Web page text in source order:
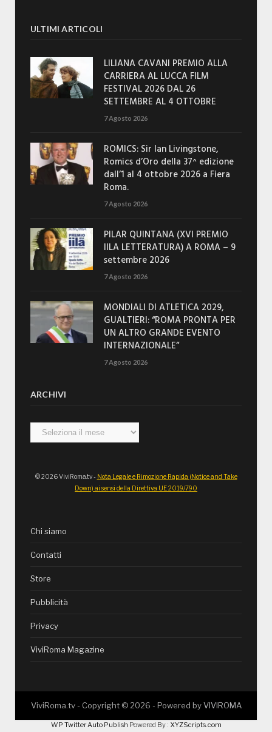
ULTIMI ARTICOLI
LILIANA CAVANI PREMIO ALLA
CARRIERA AL LUCCA FILM
FESTIVAL 2026 DAL 26
SETTEMBRE AL 4 OTTOBRE
7 Agosto 2026
ROMICS: Sir Ian Livingstone,
Romics d’Oro della 37^ edizione
dall’1 al 4 ottobre 2026 a Fiera
Roma.
7 Agosto 2026
PILAR QUINTANA (XVI PREMIO
IILA LETTERATURA) A ROMA – 9
settembre 2026
7 Agosto 2026
MONDIALI DI ATLETICA 2029,
GUALTIERI: “ROMA PRONTA PER
UN ALTRO GRANDE EVENTO
INTERNAZIONALE”
7 Agosto 2026
ARCHIVI
Archivi
© 2026 ViviRoma.tv - Nota Legale e Rimozione Rapida (Notice and Take
Down) ai sensi della Direttiva UE 2019/790
Chi siamo
Contatti
Store
Pubblicità
Privacy
ViviRoma Magazine
ViviRoma.tv - Copyright ©2026 - Powered byVIVIROMA
WP Twitter Auto Publish Powered By : XYZScripts.com